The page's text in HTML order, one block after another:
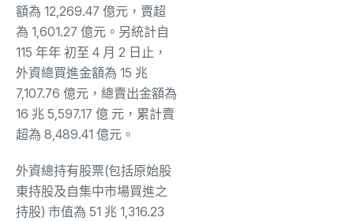
額為 12,269.47 億元，賣超
為 1,601.27 億元。另統計自
115 年年 初至 4 月 2 日止，
外資總買進金額為 15 兆
7,107.76 億元，總賣出金額為
16 兆 5,597.17 億 元，累計賣
超為 8,489.41 億元。
外資總持有股票(包括原始股
東持股及自集中市場買進之
持股) 市值為 51 兆 1,316.23